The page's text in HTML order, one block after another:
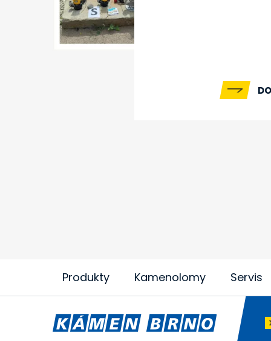
Produkty Kamenolomy Servis